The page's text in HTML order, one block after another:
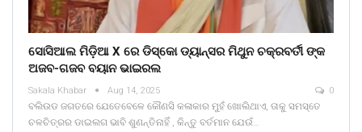
ସୋସିଆଲ ମିଡ଼ିଆ X ରେ ଡିସ୍କୋ ଡ୍ୟାନ୍ସର ମିଥୁନ ଚକ୍ରବର୍ତୀ ଙ୍କ
ଅଜବ-ଗଜବ ବୟାନ ଭାଇରଲ
Sakala Khabar Aug 14, 2025 0
ବଲିଉଡ ଜଗତରେ ଯେତେବେଳେ କୌଣସି କଳାକାର ମୁହଁ ଖୋଲିଥାଏ, ତାକୁ ସମସ୍ତେ
ଚଳଚିତ୍ରର ଡାଇଲଗ ଭାବି ଶୁଣନ୍ତିନାହିଁ , କିନ୍ତୁ ବର୍ତମାନ ଯେଉଁ…